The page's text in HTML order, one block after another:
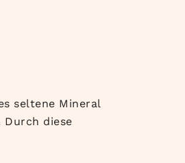
seltene Mineral
diese